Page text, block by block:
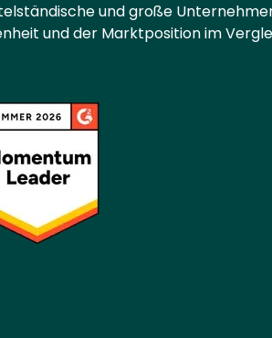
und große
und der Marktposition im